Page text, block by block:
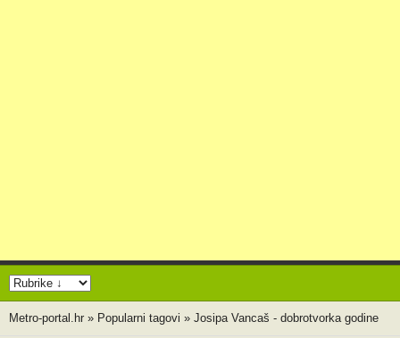
Metro-portal.hr » Popularni tagovi » Josipa Vancaš - dobrotvorka godine